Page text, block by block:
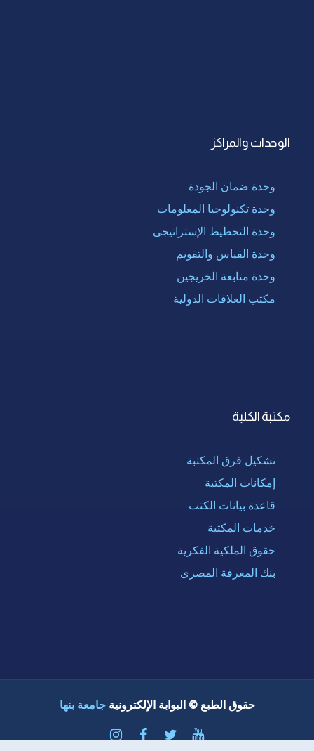
الوحدات والمراكز
وحدة ضمان الجودة
وحدة تكنولوجيا المعلومات
وحدة التخطيط الإستراتيجى
وحدة القياس والتقويم
وحدة متابعة الخريجين
مكتب العلاقات الدولية
مكتبة الكلية
تشكيل فرق المكتبة
إمكانات المكتبة
قاعدة بيانات الكتب
خدمات المكتبة
حقوق الملكية الفكرية
بنك المعرفة المصرى
حقوق الطبع © البوابة الإلكترونية جامعة بنها